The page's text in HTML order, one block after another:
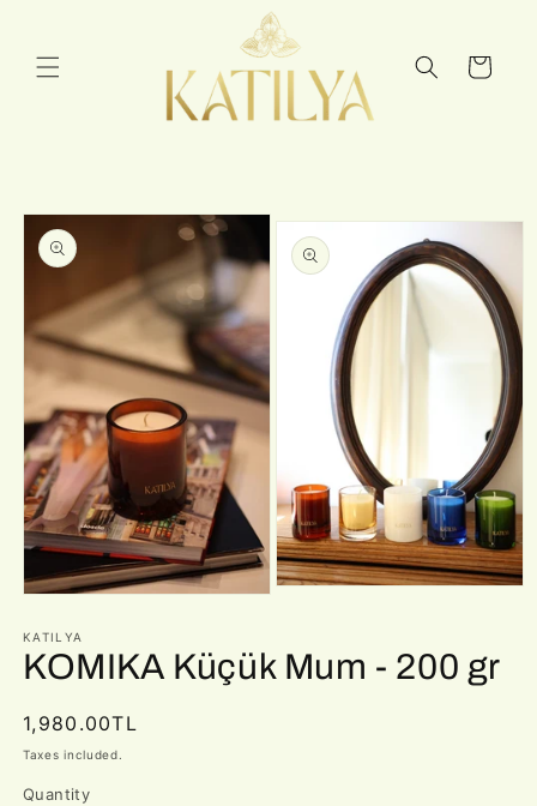
Cart
Skip to
product
information
1
in
modal
modal
KATILYA
KOMIKA Küçük Mum - 200 gr
Regular
price
1,980.00TL
Taxes included.
Quantity